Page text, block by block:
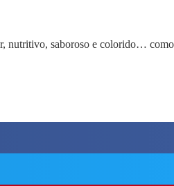
nutritivo, saboroso e colorido… como